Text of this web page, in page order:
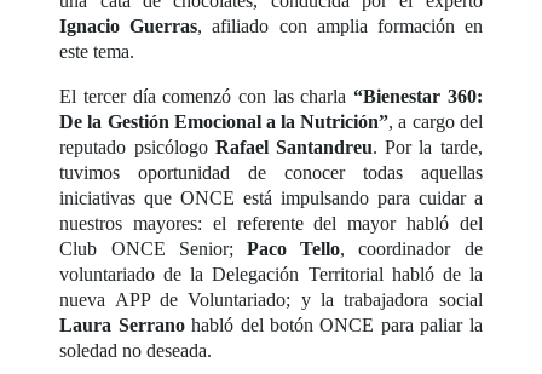
Ignacio Guerras, afiliado con amplia formación en
este tema.
El tercer día comenzó con las charla “Bienestar 360:
De la Gestión Emocional a la Nutrición”, a cargo del
reputado psicólogo Rafael Santandreu. Por la tarde,
tuvimos oportunidad de conocer todas aquellas
iniciativas que ONCE está impulsando para cuidar a
nuestros mayores: el referente del mayor habló del
Club ONCE Senior; Paco Tello, coordinador de
voluntariado de la Delegación Territorial habló de la
nueva APP de Voluntariado; y la trabajadora social
Laura Serranohabló del botón ONCE para paliar la
soledad no deseada.